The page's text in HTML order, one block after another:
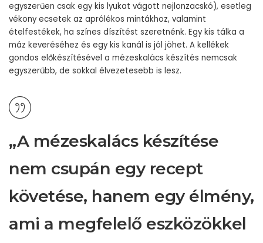
egyszerűen csak egy kis lyukat vágott nejlonzacskó), esetleg
vékony ecsetek az aprólékos mintákhoz, valamint
ételfestékek, ha színes díszítést szeretnénk. Egy kis tálka a
máz keveréséhez és egy kis kanál is jól jöhet. A kellékek
gondos előkészítésével a mézeskalács készítés nemcsak
egyszerűbb, de sokkal élvezetesebb is lesz.
„A mézeskalács készítése
nem csupán egy recept
követése, hanem egy élmény,
ami a megfelelő eszközökkel